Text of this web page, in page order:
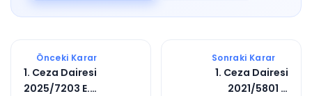
Önceki Karar
1. Ceza Dairesi
2025/7203 E.
Sonraki Karar
1. Ceza Dairesi
2021/5801 E.